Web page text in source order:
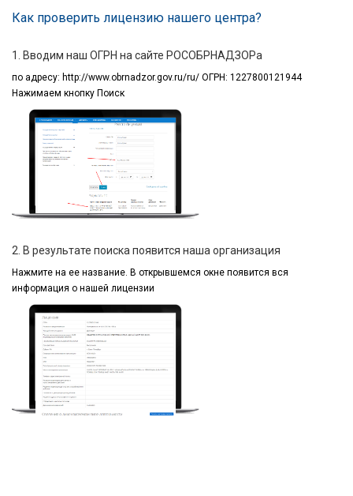
Как проверить лицензию нашего центра?
1. Вводим наш ОГРН на сайте РОСОБРНАДЗОРа
по адресу: http://www.obrnadzor.gov.ru/ru/ ОГРН: 1227800121944
Нажимаем кнопку Поиск
2. В результате поиска появится наша организация
Нажмите на ее название. В открывшемся окне появится вся
информация о нашей лицензии